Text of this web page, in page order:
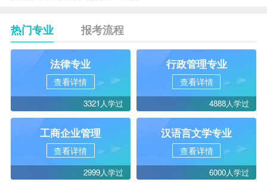
热门专业 报考流程
法律专业
查看详情
3321人学过
行政管理专业
查看详情
4888人学过
工商企业管理
查看详情
2999人学过
汉语言文学专业
查看详情
6000人学过